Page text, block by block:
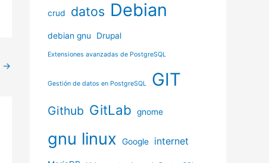
→
crud datos Debian
debian gnu Drupal
Extensiones avanzadas de PostgreSQL
Gestión de datos en PostgreSQL GIT
Github GitLab gnome
gnu linux Google internet